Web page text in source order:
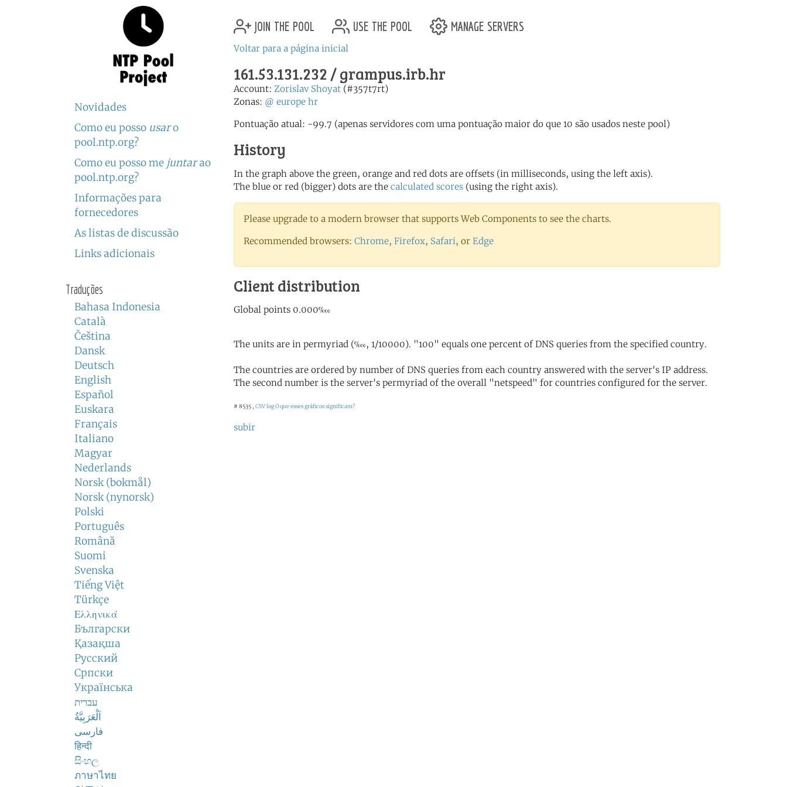
Novidades
Como eu posso usaro
pool.ntp.org?
Como eu posso me juntarao
pool.ntp.org?
Informações para
fornecedores
As listas de discussão
Links adicionais
Traduções
Bahasa Indonesia
Català
Čeština
Dansk
Deutsch
English
Español
Euskara
Français
Italiano
Magyar
Nederlands
Norsk (bokmål)
Norsk (nynorsk)
Polski
Português
Română
Suomi
Svenska
Tiếng Việt
Türkçe
Ελληνικά
Български
Қазақша
Русский
Српски
Українська
עברית
اَلْعَرَبِيَّةُ
فارسی
हिन्दी
සිංහල
ภาษาไทย
join the pool use the pool manage servers
Voltar para a página inicial
161.53.131.232 / grampus.irb.hr
Account: Zorislav Shoyat (#357t7rt)
Zonas: @ europe hr
Pontuação atual: -99.7 (apenas servidores com uma pontuação maior do que 10 são usados neste pool)
History
In the graph above the green, orange and red dots are offsets (in milliseconds, using the left axis).
The blue or red (bigger) dots are the calculated scores (using the right axis).
Please upgrade to a modern browser that supports Web Components to see the charts.
Recommended browsers: Chrome, Firefox, Safari, or Edge
Client distribution
The units are in permyriad (‱, 1/10000). "100" equals one percent of DNS queries from the specified country.
The countries are ordered by number of DNS queries from each country answered with the server's IP address.
The second number is the server's permyriad of the overall "netspeed" for countries configured for the server.
# 8535 , CSV logO que esses gráficos significam?
subir